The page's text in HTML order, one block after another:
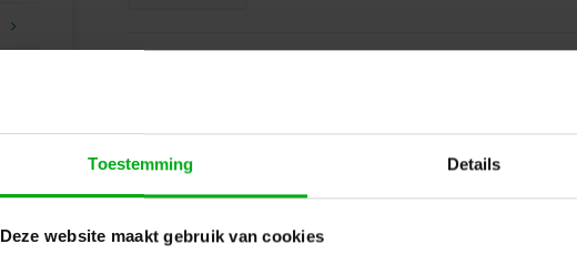
Toestemming Details
Deze website maakt gebruik van cookies
pack of 60 pieces
Kodak |30410985